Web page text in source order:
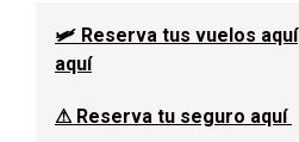
principal
🛩 Reserva tus vuelos aquí
aquí
⚠ Reserva tu seguro aquí